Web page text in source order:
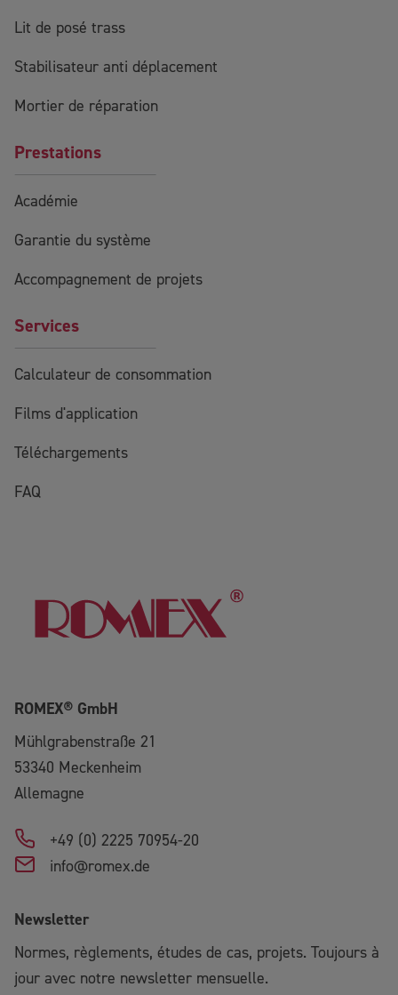
Lit de posé trass
Stabilisateur anti déplacement
Mortier de réparation
Prestations
Académie
Garantie du système
Accompagnement de projets
Services
Calculateur de consommation
Films d'application
Téléchargements
FAQ
ROMEX® GmbH
Mühlgrabenstraße 21
53340 Meckenheim
Allemagne
+49 (0) 2225 70954-20
info@romex.de
Newsletter
Normes, règlements, études de cas, projets. Toujours à
jour avec notre newsletter mensuelle.